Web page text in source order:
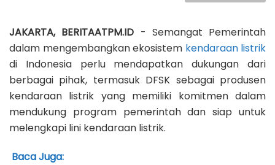
JAKARTA, BERITAATPM.ID - Semangat Pemerintah
dalam mengembangkan ekosistem kendaraan listrik
di Indonesia perlu mendapatkan dukungan dari
berbagai pihak, termasuk DFSK sebagai produsen
kendaraan listrik yang memiliki komitmen dalam
mendukung program pemerintah dan siap untuk
melengkapi lini kendaraan listrik.
Baca Juga: